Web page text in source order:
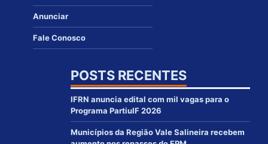
Anunciar
Fale Conosco
POSTS RECENTES
IFRN anuncia edital com mil vagas para o
Programa PartiuIF 2026
Municípios da Região Vale Salineira recebem